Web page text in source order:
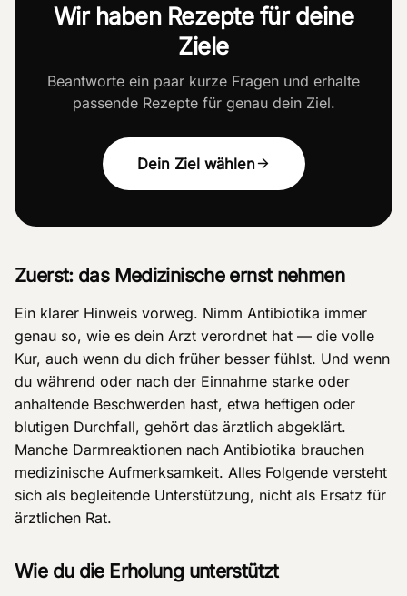
Wir haben Rezepte für deine
Ziele
Beantworte ein paar kurze Fragen und erhalte
passende Rezepte für genau dein Ziel.
Dein Ziel wählen
Zuerst: das Medizinische ernst nehmen
Ein klarer Hinweis vorweg. Nimm Antibiotika immer
genau so, wie es dein Arzt verordnet hat — die volle
Kur, auch wenn du dich früher besser fühlst. Und wenn
du während oder nach der Einnahme starke oder
anhaltende Beschwerden hast, etwa heftigen oder
blutigen Durchfall, gehört das ärztlich abgeklärt.
Manche Darmreaktionen nach Antibiotika brauchen
medizinische Aufmerksamkeit. Alles Folgende versteht
sich als begleitende Unterstützung, nicht als Ersatz für
ärztlichen Rat.
Wie du die Erholung unterstützt